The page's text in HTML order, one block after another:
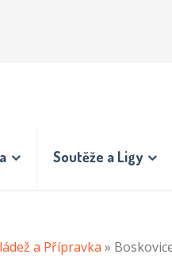
Soutěže a Ligy
a Přípravka »